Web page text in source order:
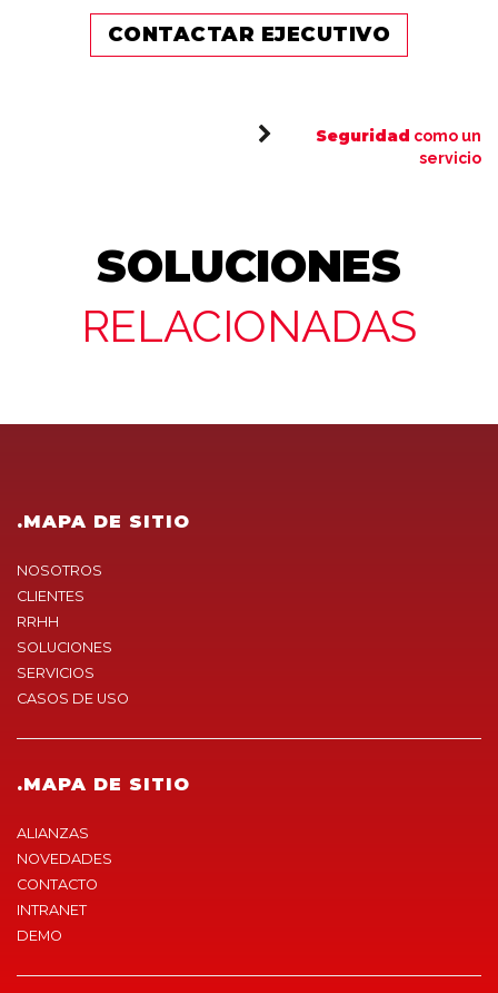
CONTACTAR EJECUTIVO
Seguridad como un
servicio
SOLUCIONES
RELACIONADAS
.MAPA DE SITIO
NOSOTROS
CLIENTES
RRHH
SOLUCIONES
SERVICIOS
CASOS DE USO
.MAPA DE SITIO
ALIANZAS
NOVEDADES
CONTACTO
INTRANET
DEMO